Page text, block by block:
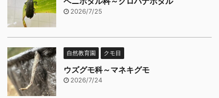
2026/7/25
自然教育園 クモ目
ウズグモ科～マネキグモ
2026/7/24